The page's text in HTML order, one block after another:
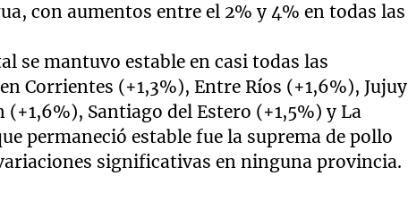
con aumentos entre el 2% y 4% en todas las
se mantuvo estable en casi todas las
Corrientes (+1,3%), Entre Ríos (+1,6%), Jujuy
(+1,6%), Santiago del Estero (+1,5%) y La
permaneció estable fue la suprema de pollo
significativas en ninguna provincia.